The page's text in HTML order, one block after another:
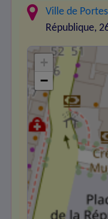
Ville de
République,
+
−